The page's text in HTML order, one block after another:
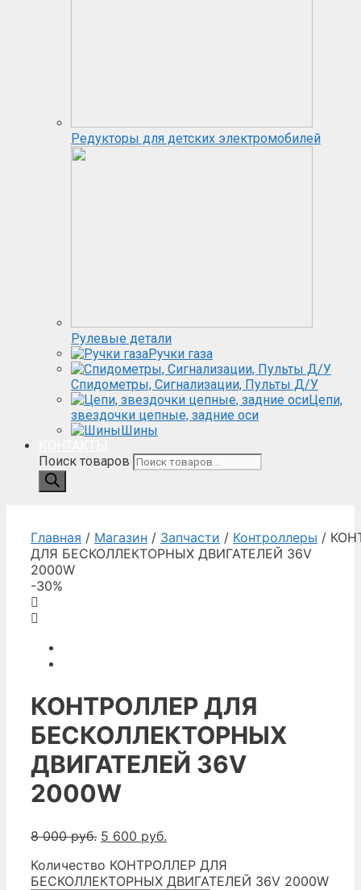
Редукторы для детских электромобилей
Рулевые детали
Ручки газа
Спидометры, Сигнализации, Пульты Д/У
Цепи,
звездочки цепные, задние оси
Шины
Поиск товаров
Главная / Магазин / Запчасти / Контроллеры /
ДЛЯ БЕСКОЛЛЕКТОРНЫХ ДВИГАТЕЛЕЙ 36V
2000W
-30%
КОНТРОЛЛЕР ДЛЯ
БЕСКОЛЛЕКТОРНЫХ
ДВИГАТЕЛЕЙ 36V
2000W
8 000руб. 5 600 руб.
Количество КОНТРОЛЛЕР ДЛЯ
БЕСКОЛЛЕКТОРНЫХ ДВИГАТЕЛЕЙ 36V 2000W